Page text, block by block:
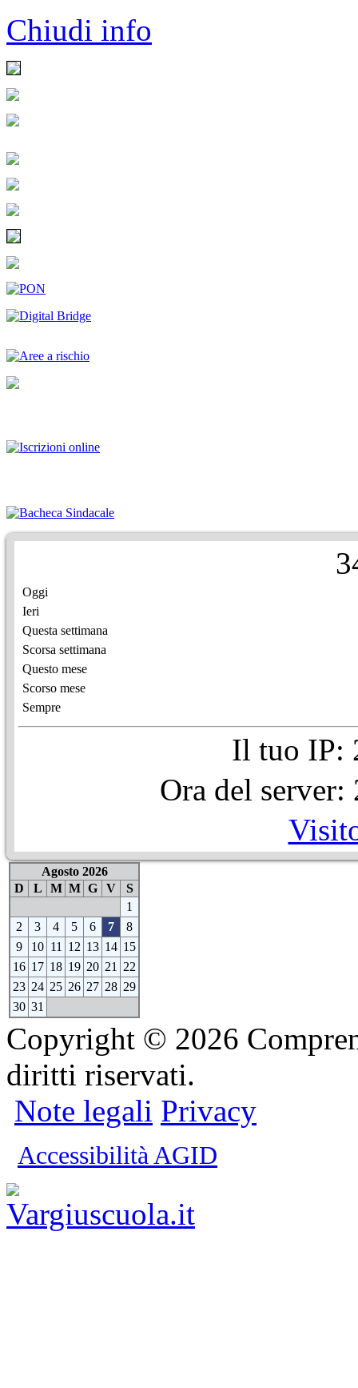
Chiudi info
3
Oggi
Ieri
Questa settimana
Scorsa settimana
Questo mese
Scorso mese
Sempre
Il tuo IP:
Ora del
Agosto 2026
D
L M M G V
S
1
2
3 4 5 6 7
8
9
10 11 12 13 14 15
16 17 18 19 20 21
22
23 24 25 26 27 28 29
30 31
Copyright © 2026
diritti riservati.
Note legali Privacy
Accessibilità AGID